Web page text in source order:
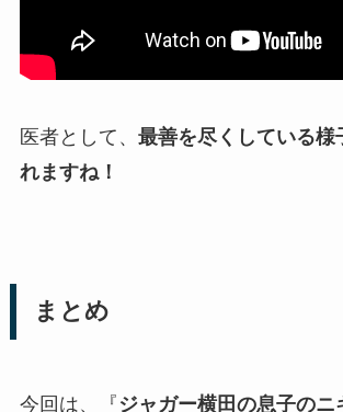
医者として、 最善を尽くしている様
れますね！
まとめ
今回は、『 ジャガー横田の息子のニ